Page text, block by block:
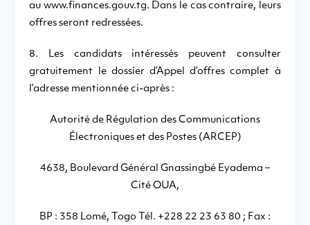
au www.finances.gouv.tg. Dans le cas contraire, leurs
offres seront redressées.
8. Les candidats intéressés peuvent consulter
gratuitement le dossier d’Appel d’offres complet à
l’adresse mentionnée ci-après :
Autorité de Régulation des Communications
Électroniques et des Postes (ARCEP)
4638, Boulevard Général Gnassingbé Eyadema –
Cité OUA,
BP : 358 Lomé, Togo Tél. +228 22 23 63 80 ; Fax :